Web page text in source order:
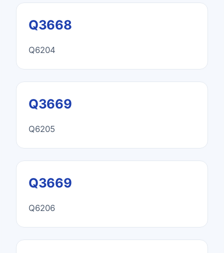
Q3668
Q6204
Q3669
Q6205
Q3669
Q6206